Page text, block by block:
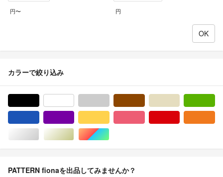
円〜 円
カラーで絞り込み
シルバー/銀色系ゴールド/金色系マルチカラー
PATTERN fionaを出品してみませんか？